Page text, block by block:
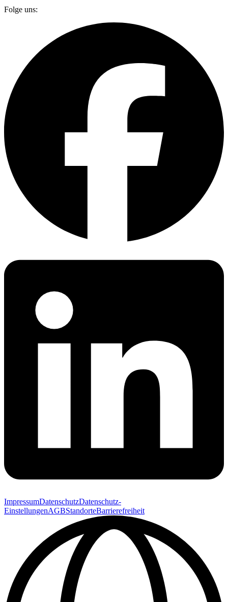
Folge uns:
ImpressumDatenschutzDatenschutz-
EinstellungenAGBStandorteBarrierefreiheit